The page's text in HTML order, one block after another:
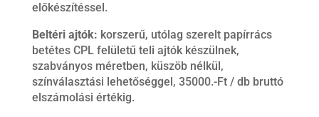
előkészítéssel.
Beltéri ajtók: korszerű, utólag szerelt papírrács
betétes CPL felületű teli ajtók készülnek,
szabványos méretben, küszöb nélkül,
színválasztási lehetőséggel, 35000.-Ft / db bruttó
elszámolási értékig.